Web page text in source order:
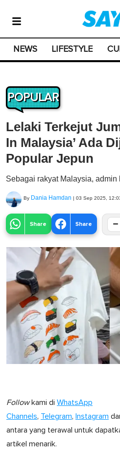
NEWS LIFESTYLE
POPULAR
Lelaki Terkejut
In Malaysia’ Ada
Popular Jepun
Sebagai rakyat Malaysia, admin
By Dania Hamdan | 03 Sep 2025,
Share Share −
Followkami di WhatsApp
Channels, Telegram, Instagram
antara yang terawal untuk
artikel menarik.